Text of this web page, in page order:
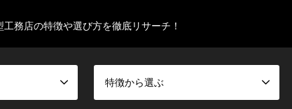
工務店の特徴や選び方を徹底リサーチ！
特徴から選ぶ